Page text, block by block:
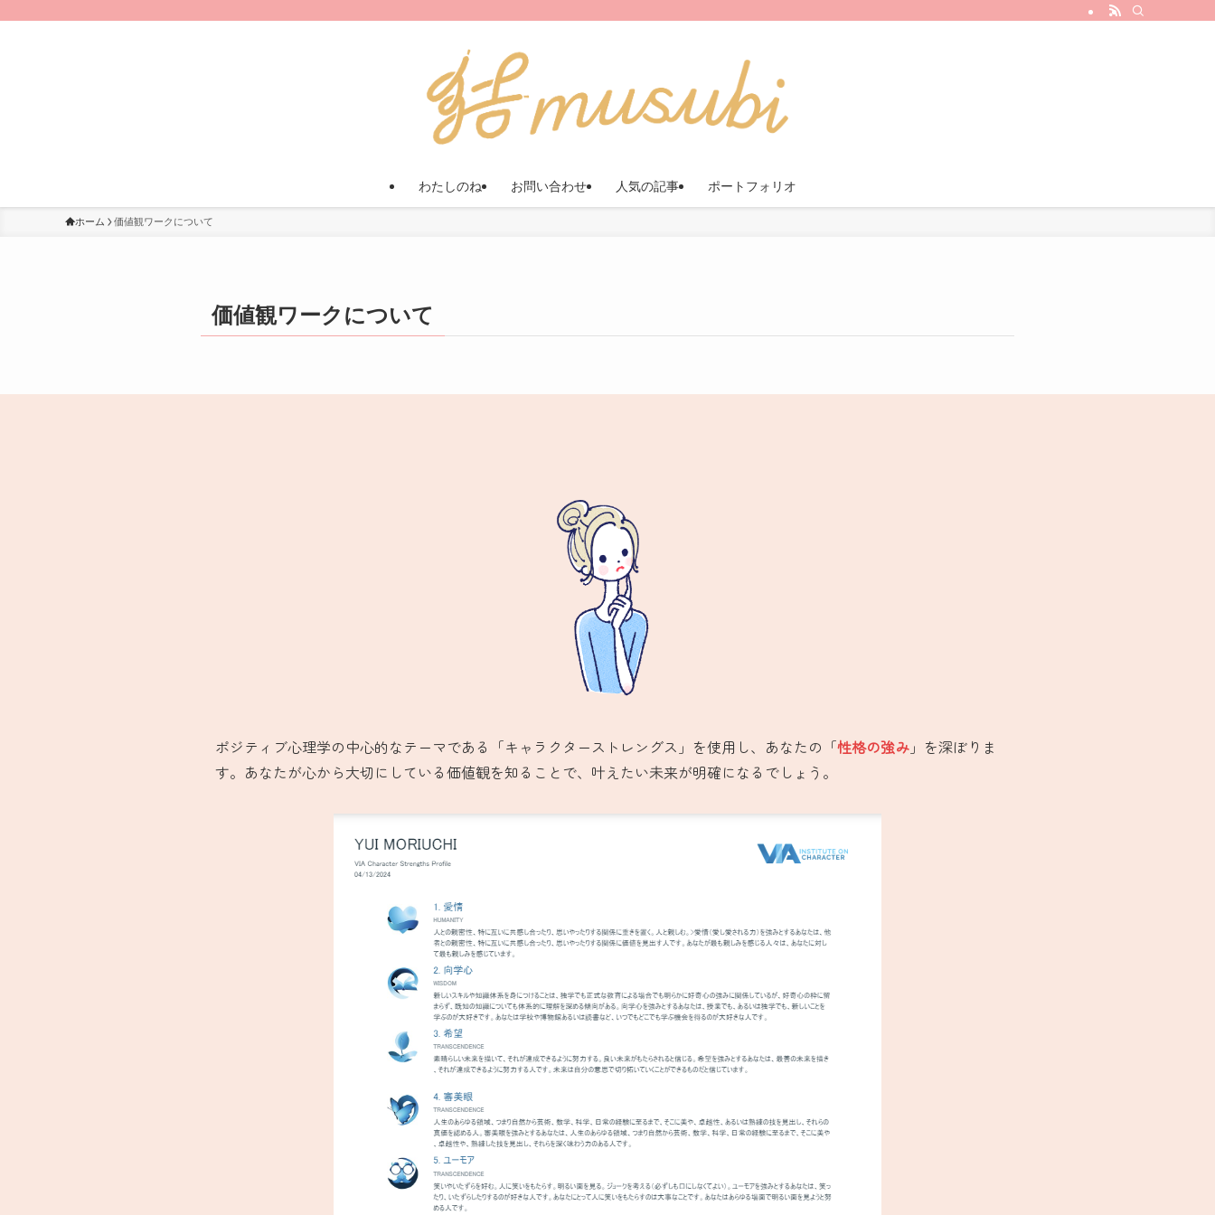
わたしのね お問い合わせ 人気の記事 ポートフォリオ
ホーム 価値観ワークについて
価値観ワークについて
ポジティブ心理学の中心的なテーマである「キャラクターストレングス」を使用し、あなたの「性格の強み」を深ぼりま
す。あなたが心から大切にしている価値観を知ることで、叶えたい未来が明確になるでしょう。